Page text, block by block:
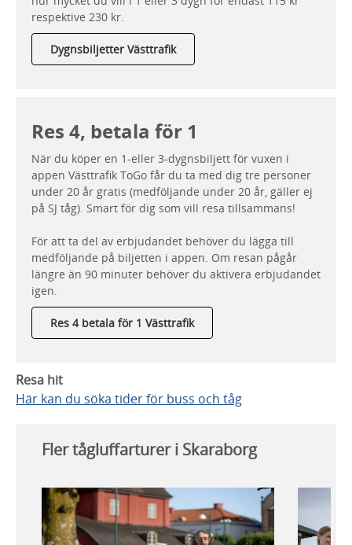
respektive 230 kr.
Dygnsbiljetter Västtrafik
Res 4, betala för 1
När du köper en 1-eller 3-dygnsbiljett för vuxen i
appen Västtrafik ToGo får du ta med dig tre personer
under 20 år gratis (medföljande under 20 år, gäller ej
på SJ tåg). Smart för dig som vill resa tillsammans!
För att ta del av erbjudandet behöver du lägga till
medföljande på biljetten i appen. Om resan pågår
längre än 90 minuter behöver du aktivera erbjudandet
igen.
Res 4 betala för 1 Västtrafik
Resa hit
Här kan du söka tider för buss och tåg
Fler tågluffarturer i Skaraborg